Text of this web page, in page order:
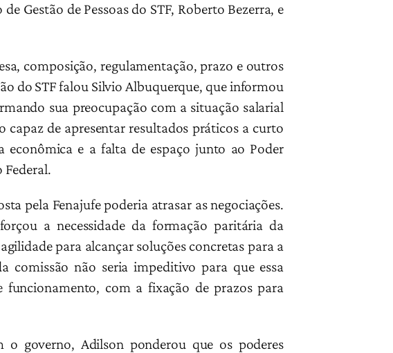
Gestão de Pessoas do STF, Roberto Bezerra, e
composição, regulamentação, prazo e outros
do STF falou Silvio Albuquerque, que informou
sua preocupação com a situação salarial
capaz de apresentar resultados práticos a curto
e a falta de espaço junto ao Poder
Federal.
pela Fenajufe poderia atrasar as negociações.
a necessidade da formação paritária da
para alcançar soluções concretas para a
comissão não seria impeditivo para que essa
funcionamento, com a fixação de prazos para
governo, Adilson ponderou que os poderes